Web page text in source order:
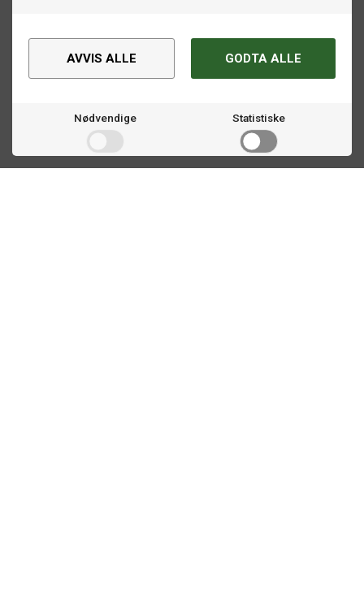
AVVIS ALLE GODTA ALLE
Nødvendige Statistiske